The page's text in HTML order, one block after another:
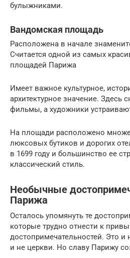
булыжниками.
Вандомская площадь
Расположена в начале
Считается одной из самых
площадей Парижа
Имеет важное культурное,
архитектурное значение. Здесь
фильмы, а художники
На площади расположено
люксовых бутиков и дорогих
в 1699 году и большинство ее
классический стиль.
Необычные
Парижа
Осталось упомянуть те
которые трудно отнести к
достопримечательностей. Это
и не церкви. Но славу Парижу